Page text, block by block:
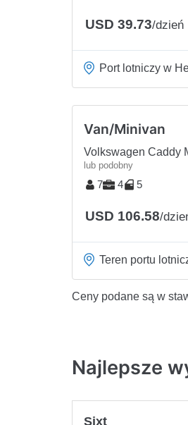
USD 39.73/dzień
Port lotniczy w
Van/Minivan
Volkswagen Caddy
lub podobny
7 4 5
USD 106.58/
Teren portu
Ceny podane są w
Najlepsze
Sixt